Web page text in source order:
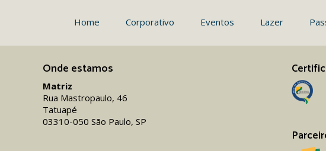
Home Corporativo Eventos Lazer
Onde estamos
Matriz
Rua Mastropaulo, 46
Tatuapé
03310-050 São Paulo, SP